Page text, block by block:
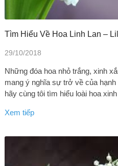
Tìm Hiểu Về Hoa Linh Lan –
29/10/2018
Những đóa hoa nhỏ trắng, xinh
mang ý nghĩa sự trở về của
hãy cùng tôi tìm hiểu loài hoa
Xem tiếp